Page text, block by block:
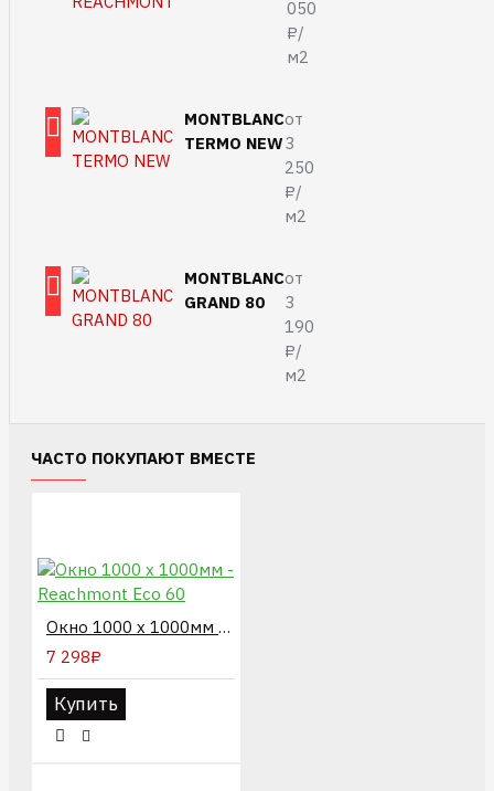
050
₽/
м2
MONTBLANC
TERMO NEW
от
3
250
₽/
м2
MONTBLANC
GRAND 80
от
3
190
₽/
м2
ЧАСТО ПОКУПАЮТ ВМЕСТЕ
Окно 1000 х 1000мм - Reachmont Eco 60
7 298₽
Купить